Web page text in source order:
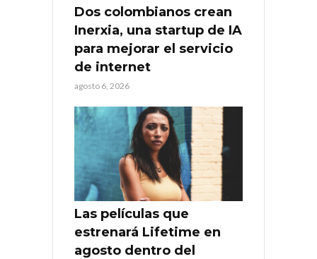
Dos colombianos crean
Inerxia, una startup de IA
para mejorar el servicio
de internet
agosto 6, 2026
Las películas que
estrenará Lifetime en
agosto dentro del